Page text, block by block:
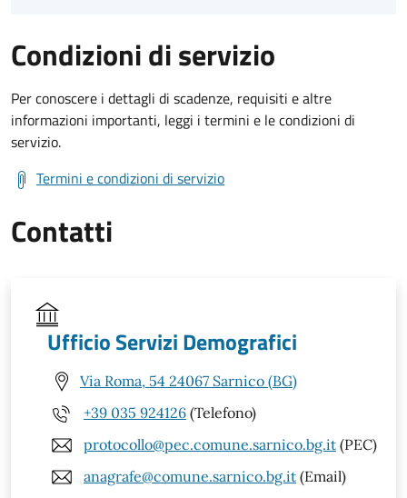
Condizioni di servizio
Per conoscere i dettagli di scadenze, requisiti e altre
informazioni importanti, leggi i termini e le condizioni di
servizio.
Termini e condizioni di servizio
Contatti
Ufficio Servizi Demografici
Via Roma, 54 24067 Sarnico (BG)
+39 035 924126 (Telefono)
protocollo@pec.comune.sarnico.bg.it (PEC)
anagrafe@comune.sarnico.bg.it (Email)